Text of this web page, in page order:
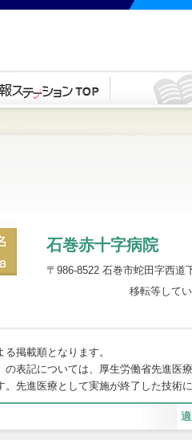
石巻赤十字病院
〒986-8522 石巻市蛇田字西道
移転等して
掲載順となります。
の表記については、厚生労働省先進
。先進医療として実施が終了した技術